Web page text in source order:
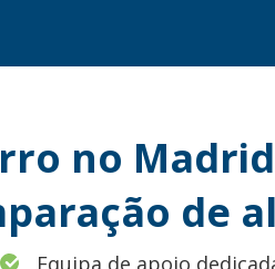
no
de
Equipa de apoio